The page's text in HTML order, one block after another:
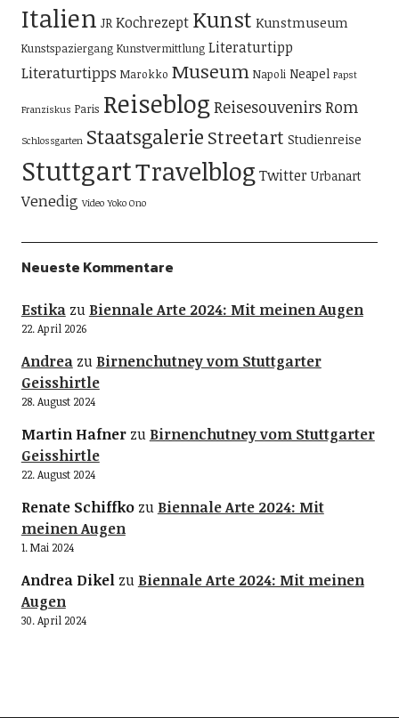
Italien JR Kochrezept Kunst Kunstmuseum
Kunstspaziergang Kunstvermittlung Literaturtipp
Literaturtipps Marokko Museum Napoli Neapel Papst
Franziskus Paris Reiseblog ReisesouvenirsRom
Schlossgarten Staatsgalerie Streetart Studienreise
StuttgartTravelblog Twitter Urbanart
Venedig Video Yoko Ono
Neueste Kommentare
Estikazu Biennale Arte 2024: Mit meinen Augen
22. April 2026
Andreazu Birnenchutney vom Stuttgarter
Geisshirtle
28. August 2024
Martin Hafnerzu Birnenchutney vom Stuttgarter
Geisshirtle
22. August 2024
Renate Schiffkozu Biennale Arte 2024: Mit
meinen Augen
1. Mai 2024
Andrea Dikelzu Biennale Arte 2024: Mit meinen
Augen
30. April 2024